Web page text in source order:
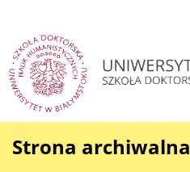
Strona archiwalna